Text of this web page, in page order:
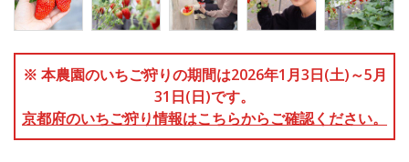
※ 本農園のいちご狩りの期間は2026年1月3日(土)～5月
31日(日)です。
京都府のいちご狩り情報はこちらからご確認ください。